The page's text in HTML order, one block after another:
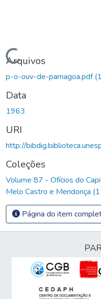
Carregando...
Arquivos
p-o-ouv-de-parnagoa.pdf
Data
1963
URI
http://
Coleções
Volume 87 - Ofícios do
Melo Castro e Mendonça
Página do item